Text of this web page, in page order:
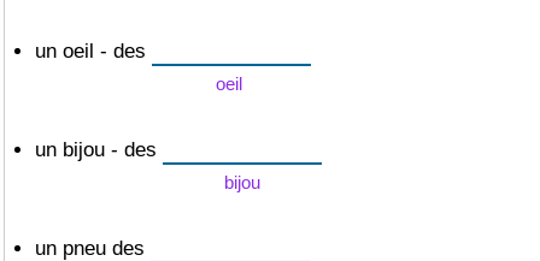
un oeil - des
oeil
un bijou - des
bijou
un pneu des